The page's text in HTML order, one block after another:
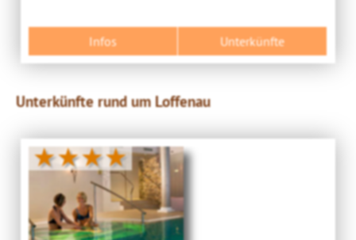
Infos Unterkünfte
Unterkünfte rund um Loffenau
★★★★